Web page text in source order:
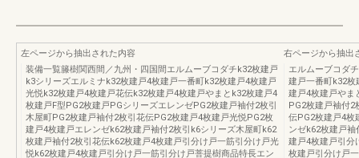
左ページから抽出された内容
装備一覧籐樹関西間／九州・四国間エルムーブコダチk32枚建戸
k3シリーズエルミナk32枚建戸4枚建戸一番町k32枚建戸4枚建戸
光悦k32枚建戸4枚建戸花伝k32枚建戸4枚建戸やまとk32枚建戸4
枚建戸F型PG2枚建戸PGシリーズエレンゼPG2枚建戸袖付2枚引
木屋町PG2枚建戸袖付2枚引花伝PG2枚建戸4枚建戸光悦PG2枚
建戸4枚建戸エレンゼk62枚建戸袖付2枚引k6シリーズ木屋町k62
枚建戸袖付2枚引花伝k62枚建戸4枚建戸引分け戸一筋引分け戸光
悦k62枚建戸4枚建戸引分け戸一筋引分け戸菩提樹商品特長エン
右ページから抽出
エルムーブコダ
建戸一番町k32枚
建戸4枚建戸やま
PG2枚建戸袖付2
伝PG2枚建戸4枚
ンゼk62枚建戸
建戸4枚建戸引分
枚建戸引分け戸